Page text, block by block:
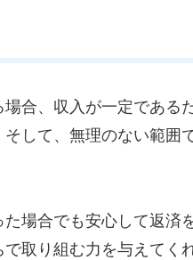
合、収入が一定である
して、無理のない範囲
場合でも安心して返済
取り組む力を与えてく